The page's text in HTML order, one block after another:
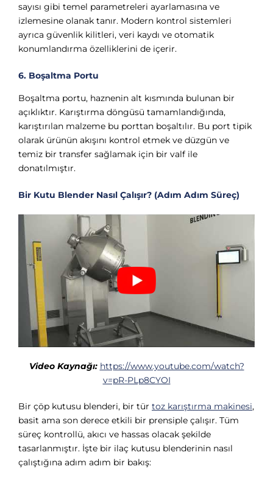
sayısı gibi temel parametreleri ayarlamasına ve
izlemesine olanak tanır. Modern kontrol sistemleri
ayrıca güvenlik kilitleri, veri kaydı ve otomatik
konumlandırma özelliklerini de içerir.
6. Boşaltma Portu
Boşaltma portu, haznenin alt kısmında bulunan bir
açıklıktır. Karıştırma döngüsü tamamlandığında,
karıştırılan malzeme bu porttan boşaltılır. Bu port tipik
olarak ürünün akışını kontrol etmek ve düzgün ve
temiz bir transfer sağlamak için bir valf ile
donatılmıştır.
Bir Kutu Blender Nasıl Çalışır? (Adım Adım Süreç)
Video Kaynağı: https://www.youtube.com/watch?
v=pR-PLp8CYOI
Bir çöp kutusu blenderi, bir tür toz karıştırma makinesi,
basit ama son derece etkili bir prensiple çalışır. Tüm
süreç kontrollü, akıcı ve hassas olacak şekilde
tasarlanmıştır. İşte bir ilaç kutusu blenderinin nasıl
çalıştığına adım adım bir bakış: